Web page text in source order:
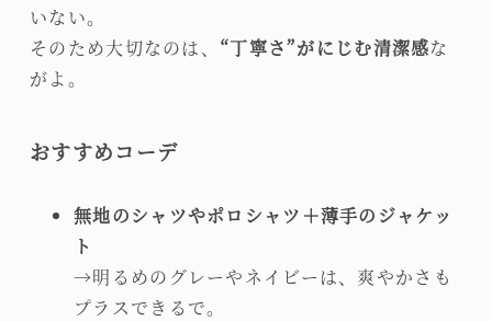
いない。
そのため大切なのは、 “丁寧さ”がにじむ清潔感な
がよ。
おすすめコーデ
無地のシャツやポロシャツ＋薄手のジャケッ
ト
→明るめのグレーやネイビーは、爽やかさも
プラスできるで。